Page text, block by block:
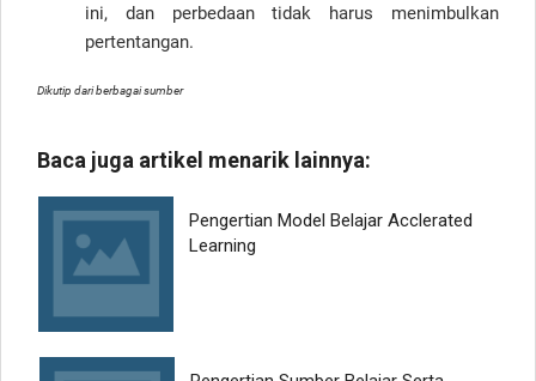
ini, dan perbedaan tidak harus menimbulkan
pertentangan.
Dikutip dari berbagai sumber